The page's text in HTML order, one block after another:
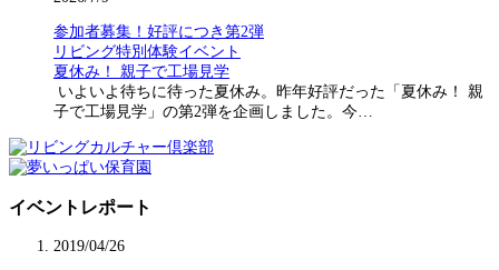
参加者募集！好評につき第2弾
リビング特別体験イベント
夏休み！ 親子で工場見学
いよいよ待ちに待った夏休み。昨年好評だった「夏休み！ 親
子で工場見学」の第2弾を企画しました。今…
イベントレポート
2019/04/26